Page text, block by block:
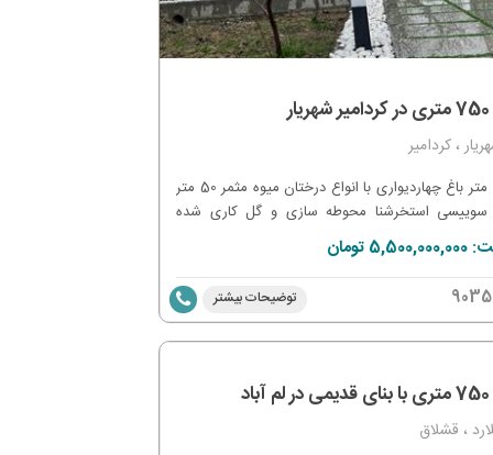
، کردامیر
750 متر باغ چهاردیواری با انواع درختان میوه مثمر 50 متر
سوییسی استخرشنا محوطه سازی و گل کاری شده
آب ، برق و گاز مصرفی سهمیه آب کشاوری جهت
درختان واگذاری ملک به صورت سند تک برگ عرصهتومان
9035 توضیحات بیشتر
، قشلاق